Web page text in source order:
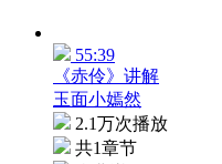
55:39
《赤伶》讲解
玉面小嫣然
2.1万次播放
共1章节